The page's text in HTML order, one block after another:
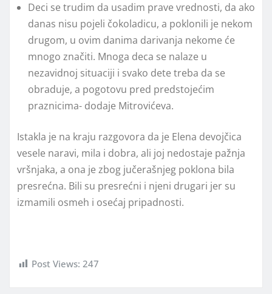
Deci se trudim da usadim prave vrednosti, da ako
danas nisu pojeli čokoladicu, a poklonili je nekom
drugom, u ovim danima darivanja nekome će
mnogo značiti. Mnoga deca se nalaze u
nezavidnoj situaciji i svako dete treba da se
obraduje, a pogotovu pred predstojećim
praznicima- dodaje Mitrovićeva.
Istakla je na kraju razgovora da je Elena devojčica
vesele naravi, mila i dobra, ali joj nedostaje pažnja
vršnjaka, a ona je zbog jučerašnjeg poklona bila
presrećna. Bili su presrećni i njeni drugari jer su
izmamili osmeh i osećaj pripadnosti.
Post Views: 247